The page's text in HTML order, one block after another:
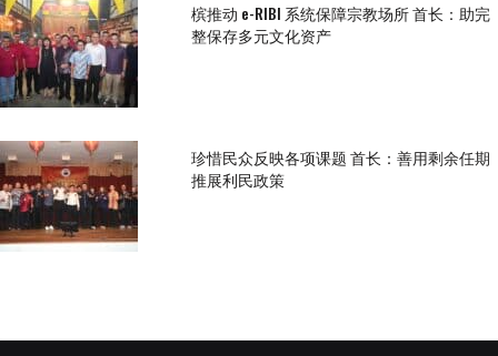
槟推动 e-RIBI 系统保障宗教场所 首长：助完
整保存多元文化资产
珍惜民众反映各项课题 首长：善用剩余任期
推展利民政策